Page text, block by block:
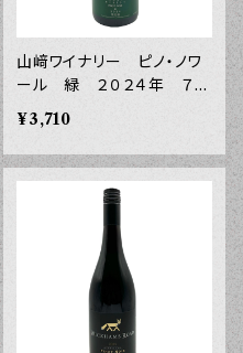
山﨑ワイナリー ピノ・ノワ
ール 緑 ２０２４年 ７５
０ｍｌ
¥3,710